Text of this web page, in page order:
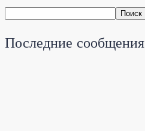
Поиск
Последние сообщения